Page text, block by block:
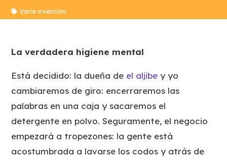
Varia invención
La verdadera higiene mental
Está decidido: la dueña de el aljibey yo
cambiaremos de giro: encerraremos las
palabras en una caja y sacaremos el
detergente en polvo. Seguramente, el negocio
empezará a tropezones: la gente está
acostumbrada a lavarse los codos y atrás de